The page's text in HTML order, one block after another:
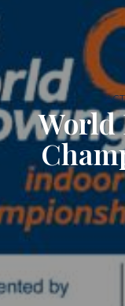
World